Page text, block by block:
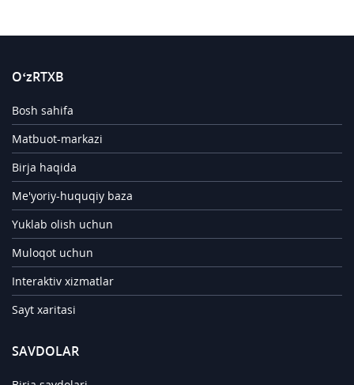
O‘zRTXB
Bosh sahifa
Matbuot-markazi
Birja haqida
Me'yoriy-huquqiy baza
Yuklab olish uchun
Muloqot uchun
Interaktiv xizmatlar
Sayt xaritasi
SAVDOLAR